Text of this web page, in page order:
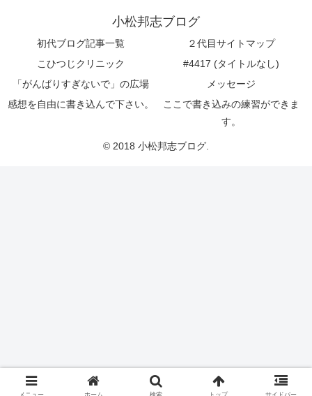
小松邦志ブログ
初代ブログ記事一覧
２代目サイトマップ
こひつじクリニック
#4417 (タイトルなし)
「がんばりすぎないで」の広場
メッセージ
感想を自由に書き込んで下さい。
ここで書き込みの練習ができま
す。
© 2018 小松邦志ブログ.
メニュー ホーム 検索 トップ サイドバー